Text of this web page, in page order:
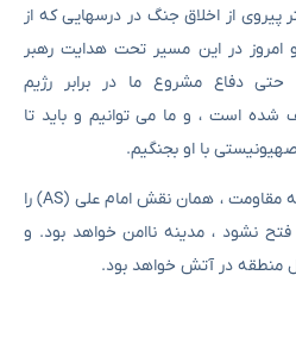
از اخلاق جنگ در درسهایی که از
امروز در این مسیر تحت هدایت رهبر
دفاع مشروع ما در برابر رژیم
شده است ، و ما می توانیم و باید تا
با او بجنگیم.
امروز ایران ، به عنوان پرچم جبهه مقاومت ، همان نقش امام علی (AS) را
نشود ، مدینه ناامن خواهد بود. و
منطقه در آتش خواهد بود.